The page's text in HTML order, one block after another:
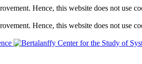
Hence, this website does not use
Hence, this website does not use